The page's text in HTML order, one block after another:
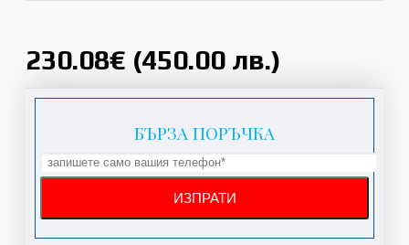
230.08€ (450.00 лв.)
БЪРЗА ПОРЪЧКА